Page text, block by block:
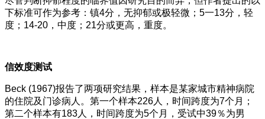
下标准可作为参考：镇4分，无抑郁或极轻微；5一13分，轻
度；14-20，中度；21分或更高，重度。
信效度测试
Beck (1967)报告了两项研究结果，样本是某家城市精神病院
的住院及门诊病人。第一个样本226人，时间跨度为7个月；
第二个样本有183人，时间跨度为5个月，受试中39％为男